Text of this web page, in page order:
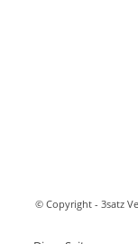
© Copyright - 3satz